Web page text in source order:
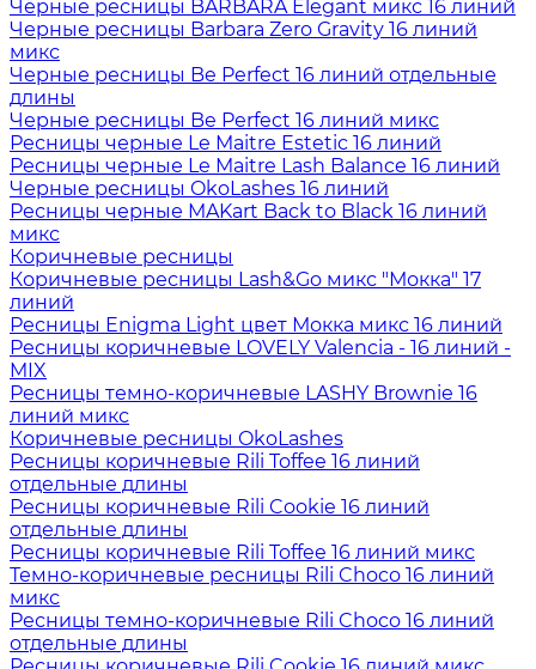
Чёрные ресницы BARBARA Elegant микс 16 линий
Черные ресницы Barbara Zero Gravity 16 линий
микс
Черные ресницы Be Perfect 16 линий отдельные
длины
Черные ресницы Be Perfect 16 линий микс
Ресницы черные Le Maitre Estetic 16 линий
Ресницы черные Le Maitre Lash Balance 16 линий
Черные ресницы OkoLashes 16 линий
Ресницы черные MAKart Back to Black 16 линий
микс
Коричневые ресницы
Коричневые ресницы Lash&Go микс "Мокка" 17
линий
Ресницы Enigma Light цвет Мокка микс 16 линий
Ресницы коричневые LOVELY Valencia - 16 линий -
MIX
Ресницы темно-коричневые LASHY Brownie 16
линий микс
Коричневые ресницы OkoLashes
Ресницы коричневые Rili Toffee 16 линий
отдельные длины
Ресницы коричневые Rili Cookie 16 линий
отдельные длины
Ресницы коричневые Rili Toffee 16 линий микс
Темно-коричневые ресницы Rili Choco 16 линий
микс
Ресницы темно-коричневые Rili Choco 16 линий
отдельные длины